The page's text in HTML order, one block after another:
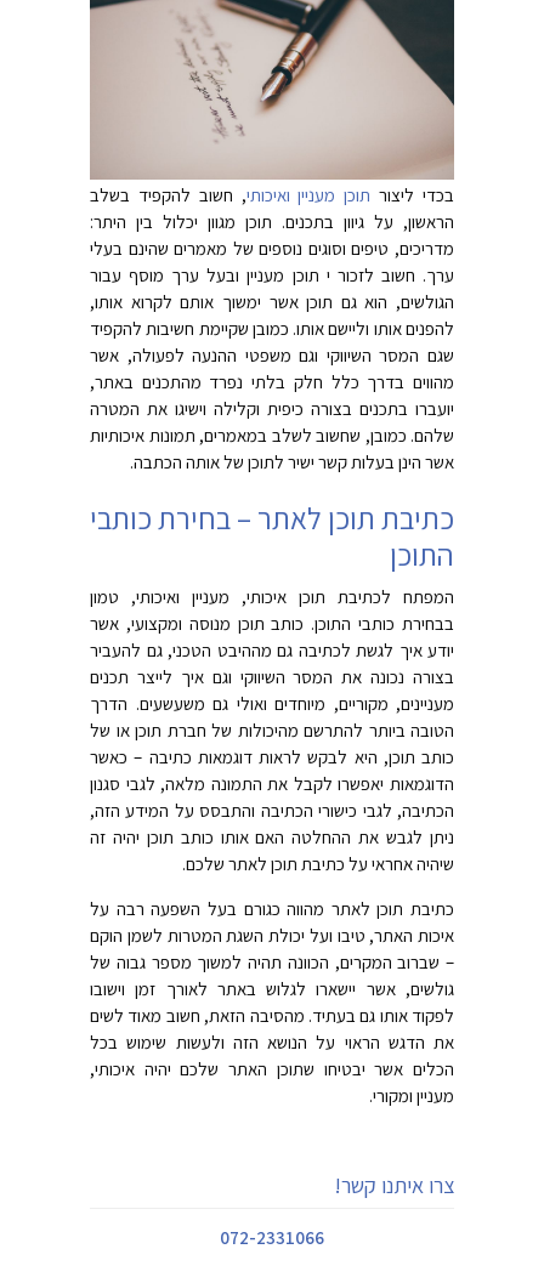
בכדי ליצורתוכן מעניין ואיכותי, חשוב להקפיד בשלב
הראשון, על גיוון בתכנים. תוכן מגוון יכלול בין היתר:
מדריכים, טיפים וסוגים נוספים של מאמרים שהינם בעלי
ערך. חשוב לזכור י תוכן מעניין ובעל ערך מוסף עבור
הגולשים, הוא גם תוכן אשר ימשוך אותם לקרוא אותו,
להפנים אותו וליישם אותו. כמובן שקיימת חשיבות להקפיד
שגם המסר השיווקי וגם משפטי ההנעה לפעולה, אשר
מהווים בדרך כלל חלק בלתי נפרד מהתכנים באתר,
יועברו בתכנים בצורה כיפית וקלילה וישיגו את המטרה
שלהם. כמובן, שחשוב לשלב במאמרים, תמונות איכותיות
אשר הינן בעלות קשר ישיר לתוכן של אותה הכתבה.
כתיבת תוכן לאתר – בחירת כותבי
התוכן
המפתח לכתיבת תוכן איכותי, מעניין ואיכותי, טמון
בבחירת כותבי התוכן. כותב תוכן מנוסה ומקצועי, אשר
יודע איך לגשת לכתיבה גם מההיבט הטכני, גם להעביר
בצורה נכונה את המסר השיווקי וגם איך לייצר תכנים
מעניינים, מקוריים, מיוחדים ואולי גם משעשעים. הדרך
הטובה ביותר להתרשם מהיכולות של חברת תוכן או של
כותב תוכן, היא לבקש לראות דוגמאות כתיבה – כאשר
הדוגמאות יאפשרו לקבל את התמונה מלאה, לגבי סגנון
הכתיבה, לגבי כישורי הכתיבה והתבסס על המידע הזה,
ניתן לגבש את ההחלטה האם אותו כותב תוכן יהיה זה
שיהיה אחראי על כתיבת תוכן לאתר שלכם.
כתיבת תוכן לאתר מהווה כגורם בעל השפעה רבה על
איכות האתר, טיבו ועל יכולת השגת המטרות לשמן הוקם
– שברוב המקרים, הכוונה תהיה למשוך מספר גבוה של
גולשים, אשר יישארו לגלוש באתר לאורך זמן וישובו
לפקוד אותו גם בעתיד. מהסיבה הזאת, חשוב מאוד לשים
את הדגש הראוי על הנושא הזה ולעשות שימוש בכל
הכלים אשר יבטיחו שתוכן האתר שלכם יהיה איכותי,
מעניין ומקורי.
צרו איתנו קשר!
072-2331066